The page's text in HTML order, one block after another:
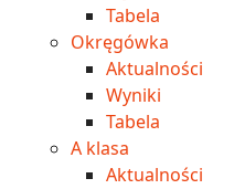
Tabela
Okręgówka
Aktualności
Wyniki
Tabela
A klasa
Aktualności